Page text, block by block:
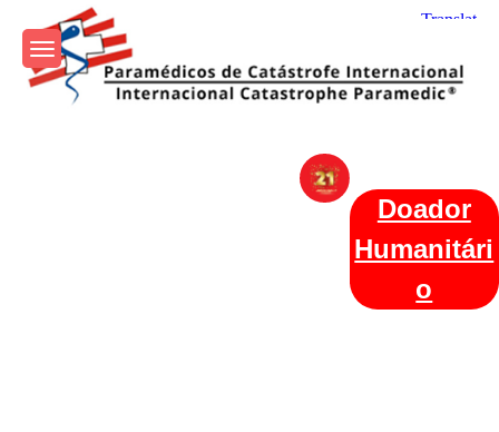
content
Internacional
Doador
Humanitári
o